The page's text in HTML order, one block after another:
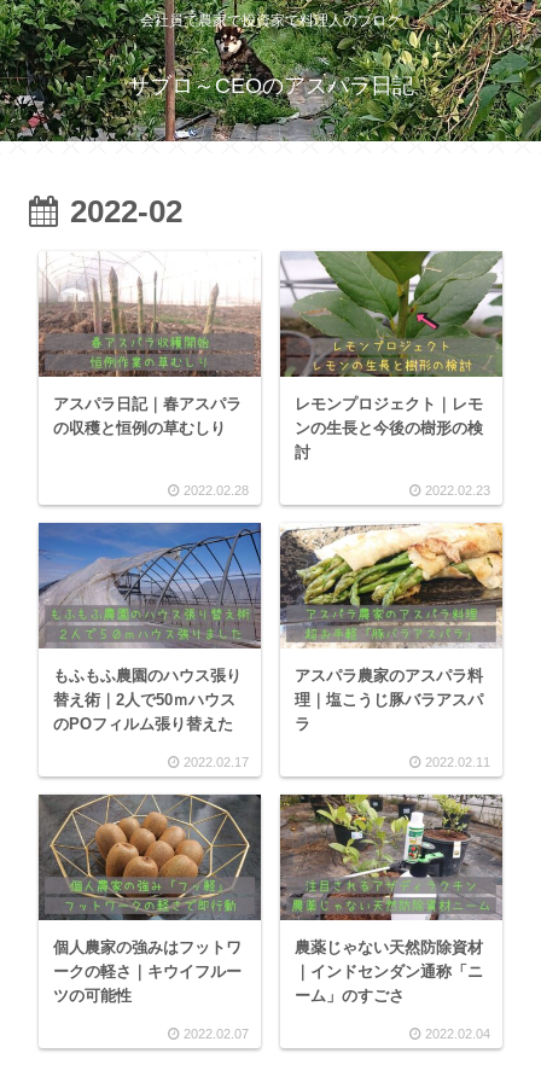
会社員で農家で投資家で料理人のブログ
サブロ～CEOのアスパラ日記
2022-02
アスパラ日記｜春アスパラ
の収穫と恒例の草むしり
2022.02.28
レモンプロジェクト｜レモ
ンの生長と今後の樹形の検
討
2022.02.23
もふもふ農園のハウス張り
替え術｜2人で50ｍハウス
のPOフィルム張り替えた
2022.02.17
アスパラ農家のアスパラ料
理｜塩こうじ豚バラアスパ
ラ
2022.02.11
個人農家の強みはフットワ
ークの軽さ｜キウイフルー
ツの可能性
2022.02.07
農薬じゃない天然防除資材
｜インドセンダン通称「ニ
ーム」のすごさ
2022.02.04